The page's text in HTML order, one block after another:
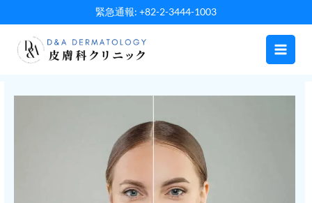
容
緊急通報: +82-2-3444-1003